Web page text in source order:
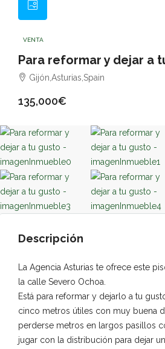
VENTA
Para reformar y dejar a
Gijón,Asturias,Spain
135,000€
Descripción
La Agencia Asturias te ofrece este
la calle Severo Ochoa.
Está para reformar y dejarlo a tu
cinco metros útiles con muy buena
perderse metros en largos pasillos
jugar con la distribución para dejar